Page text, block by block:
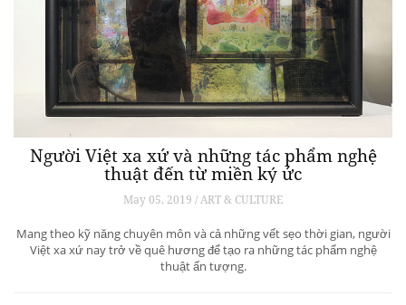
Người Việt xa xứ và những tác phẩm nghệ
thuật đến từ miền ký ức
May 05, 2019 / ART & CULTURE
Mang theo kỹ năng chuyên môn và cả những vết sẹo thời gian, người
Việt xa xứ nay trở về quê hương để tạo ra những tác phẩm nghệ
thuật ấn tượng.